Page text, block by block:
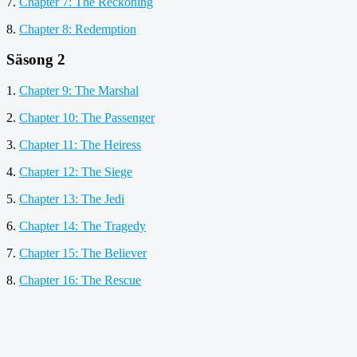
8. Chapter 8: Redemption
Säsong 2
1. Chapter 9: The Marshal
2. Chapter 10: The Passenger
3. Chapter 11: The Heiress
4. Chapter 12: The Siege
5. Chapter 13: The Jedi
6. Chapter 14: The Tragedy
7. Chapter 15: The Believer
8. Chapter 16: The Rescue